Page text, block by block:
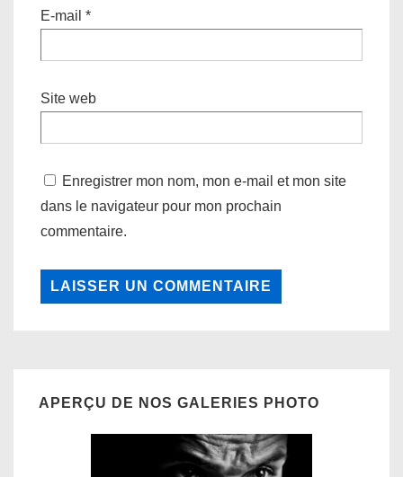
E-mail *
Site web
Enregistrer mon nom, mon e-mail et mon site
dans le navigateur pour mon prochain
commentaire.
APERÇU DE NOS GALERIES PHOTO